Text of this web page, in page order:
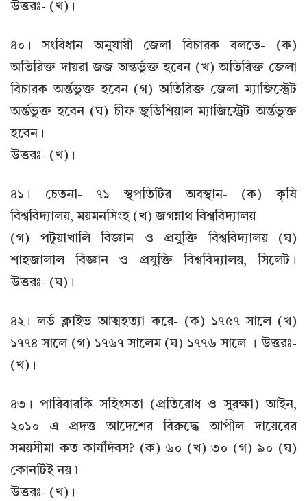
উত্তরঃ- (খ)।
৪০। সংবিধান অনুযায়ী জেলা বিচারক বলতে- (ক)
অতিরিক্ত দায়রা জজ অন্তর্ভুক্ত হবেন (খ) অতিরিক্ত জেলা
বিচারক অর্ন্তভুক্ত হবেন (গ) অতিরিক্ত জেলা ম্যাজিস্ট্রেট
অর্ন্তভুক্ত হবেন (ঘ) চীফ জুডিশিয়াল ম্যাজিস্ট্রেট অর্ন্তভুক্ত
হবেন।
উত্তরঃ- (খ)।
৪১। চেতনা- ৭১ স্থপতিটির অবস্থান- (ক) কৃষি
বিশ্ববিদ্যালয়, ময়মনসিংহ (খ) জগন্নাথ বিশ্ববিদ্যালয়
(গ) পটুয়াখালি বিজ্ঞান ও প্রযুক্তি বিশ্ববিদ্যালয় (ঘ)
শাহজালাল বিজ্ঞান ও প্রযুক্তি বিশ্ববিদ্যালয়, সিলেট।
উত্তরঃ- (ঘ)।
৪২। লর্ড ক্লাইভ আত্মহত্যা করে- (ক) ১৭৫৭ সালে (খ)
১৭৭৪ সালে (গ) ১৭৬৭ সালেম (ঘ) ১৭৭৬ সালে । উত্তরঃ-
(খ)।
৪৩। পারিবারকি সহিংসতা (প্রতিরোধ ও সুরক্ষা) আইন,
২০১০ এ প্রদত্ত আদেশের বিরুদ্ধে আপীল দায়েরের
সময়সীমা কত কার্যদিবস? (ক) ৬০ (খ) ৩০ (গ) ৯০ (ঘ)
কোনটিই নয় ৷
উত্তরঃ- (খ)।